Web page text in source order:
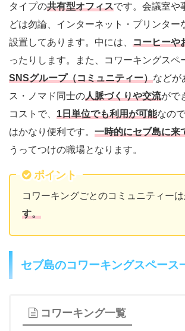
タイプの共有型オフィスです。会議室や
どは勿論、インターネット・プリンター
設置してあります。中には、 コーヒーや
ったりします。また、コワーキングスペ
SNSグループ（コミュニティー）などが
ス・ノマド同士の人脈づくりや交流がで
コストで、 1日単位でも利用が可能なの
はかなり便利です。 一時的にセブ島に来
うってつけの職場となります。
ポイント
コワーキングごとのコミュニティーは
す。
セブ島のコワーキングスペース
コワーキング一覧